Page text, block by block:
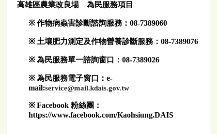
高雄區農業改良場 為民服務項目
※ 作物病蟲害診斷諮詢服務： 08-7389060
※ 土壤肥力測定及作物營養診斷服務： 08-7389076
※ 為民服務單一諮詢窗口： 08-7389026
※ 為民服務電子窗口： e-
mail:service@mail.kdais.gov.tw
※Facebook 粉絲團：
https://www.facebook.com/Kaohsiung.DAIS